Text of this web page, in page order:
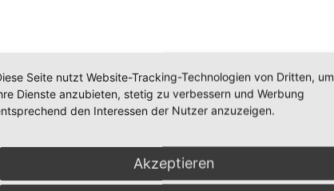
(Auerbach, Oelsnitz und Plauen) zum
gefahren.
der Landeskirche Sachsen.
sowie das Museum besichtigen, Lesungen
genießen und an Stadtführungen
Seite nutzt Website-Tracking-Technologien von Dritten, um
Dienste anzubieten, stetig zu verbessern und Werbung
den Interessen der Nutzer anzuzeigen.
Akzeptieren